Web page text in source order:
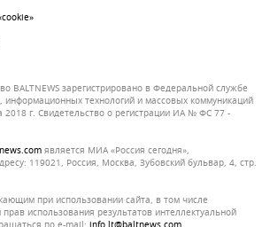
BALTNEWS зарегистрировано в Федеральной службе
информационных технологий и массовых коммуникаций
2018 г. Свидетельство о регистрации ИА № ФС 77 -
является МИА «Россия сегодня»,
119021, Россия, Москва, Зубовский бульвар, 4, стр.
при использовании сайта, в том числе
использования результатов интеллектуальной